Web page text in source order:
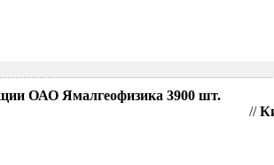
ОАО Ямалгеофизика 3900 шт.
//